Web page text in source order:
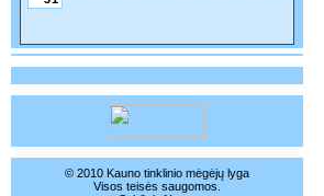
© 2010 Kauno tinklinio mėgėjų lyga
Visos teisės saugomos.